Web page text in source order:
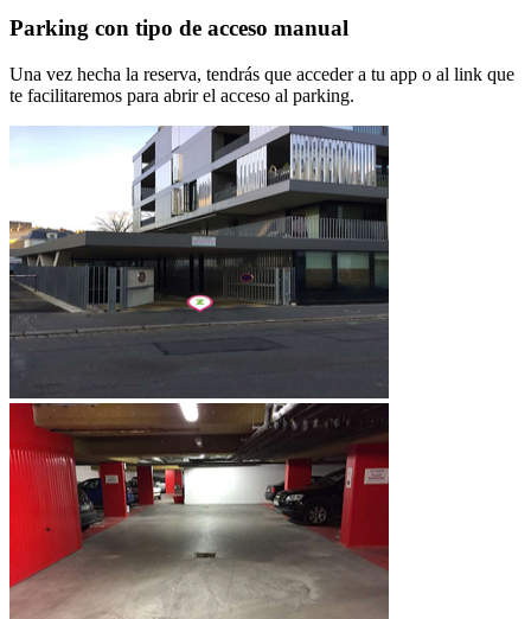
Parking con tipo de acceso manual
Una vez hecha la reserva, tendrás que acceder a tu app o al link que
te facilitaremos para abrir el acceso al parking.